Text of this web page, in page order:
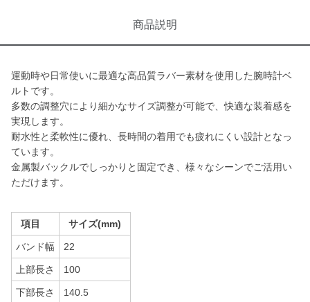
商品説明
運動時や日常使いに最適な高品質ラバー素材を使用した腕時計ベ
ルトです。
多数の調整穴により細かなサイズ調整が可能で、快適な装着感を
実現します。
耐水性と柔軟性に優れ、長時間の着用でも疲れにくい設計となっ
ています。
金属製バックルでしっかりと固定でき、様々なシーンでご活用い
ただけます。
項目 サイズ(mm)
バンド幅 22
上部長さ 100
下部長さ 140.5